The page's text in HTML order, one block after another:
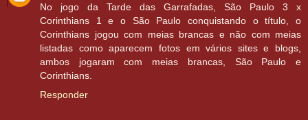
No jogo da Tarde das Garrafadas, São Paulo 3 x
Corinthians 1 e o São Paulo conquistando o título, o
Corinthians jogou com meias brancas e não com meias
listadas como aparecem fotos em vários sites e blogs,
ambos jogaram com meias brancas, São Paulo e
Corinthians.
Responder